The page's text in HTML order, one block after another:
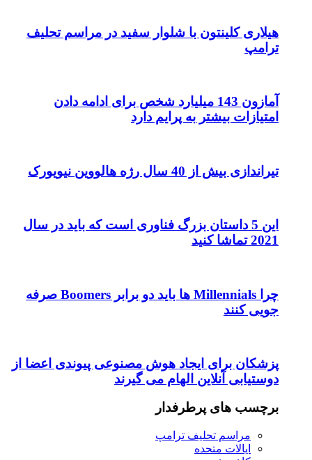
هیلاری کلینتون با شلوار سفید در مراسم تحلیف
ترامپ
آمازون 143 میلیارد شخص برای ادامه دادن
امتیازات بیشتر به پرایم دارد
تیراندازی بیش از 40 سال رژه هالووین نیویورک
این 5 داستان بزرگ فناوری است که باید در سال
2021 تماشا کنید
چرا Millennials ها باید دو برابر Boomers صرفه
جویی کنند
پزشکان برای ایجاد هوش مصنوعی پیوندی اعضا از
دوستیابی آنلاین الهام می گیرند
برچسب های پرطرفدار
مراسم تحلیف ترامپ
ایالات متحده